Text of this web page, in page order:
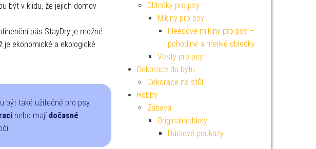
být v klidu, že jejich domov
pás StayDry je možné
je ekonomické a ekologické
být také užitečné pro psy,
nebo mají dočasné
Oblečky pro psy
Mikiny pro psy
Fleecové mikiny pro psy –
pohodlné a hřejivé oblečky
Vesty pro psy
Dekorace do bytu
Dekorace na stůl
Hobby
Zábava
Originální dárky
Dárkové poukazy